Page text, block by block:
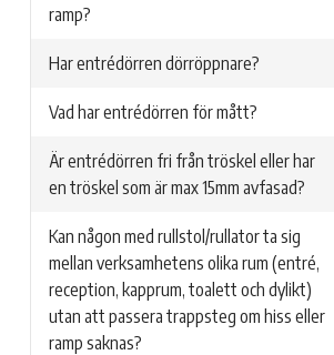
ramp?
Har entrédörren dörröppnare?
Vad har entrédörren för mått?
Är entrédörren fri från tröskel eller har
en tröskel som är max 15mm avfasad?
Kan någon med rullstol/rullator ta sig
mellan verksamhetens olika rum (entré,
reception, kapprum, toalett och dylikt)
utan att passera trappsteg om hiss eller
ramp saknas?